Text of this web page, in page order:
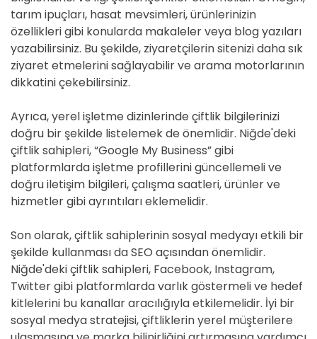
tarım ipuçları, hasat mevsimleri, ürünlerinizin
özellikleri gibi konularda makaleler veya blog yazıları
yazabilirsiniz. Bu şekilde, ziyaretçilerin sitenizi daha sık
ziyaret etmelerini sağlayabilir ve arama motorlarının
dikkatini çekebilirsiniz.
Ayrıca, yerel işletme dizinlerinde çiftlik bilgilerinizi
doğru bir şekilde listelemek de önemlidir. Niğde'deki
çiftlik sahipleri, “Google My Business” gibi
platformlarda işletme profillerini güncellemeli ve
doğru iletişim bilgileri, çalışma saatleri, ürünler ve
hizmetler gibi ayrıntıları eklemelidir.
Son olarak, çiftlik sahiplerinin sosyal medyayı etkili bir
şekilde kullanması da SEO açısından önemlidir.
Niğde'deki çiftlik sahipleri, Facebook, Instagram,
Twitter gibi platformlarda varlık göstermeli ve hedef
kitlelerini bu kanallar aracılığıyla etkilemelidir. İyi bir
sosyal medya stratejisi, çiftliklerin yerel müşterilere